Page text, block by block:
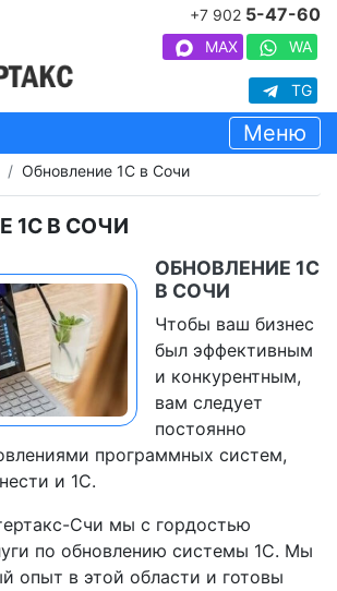
+7 902 5-47-60
MAX WA
TG
Меню
Обновление 1С в Сочи
1С В СОЧИ
ОБНОВЛЕНИЕ 1С
В СОЧИ
Чтобы ваш бизнес
был эффективным
и конкурентным,
вам следует
постоянно
программных систем,
и 1С.
Счи мы с гордостью
по обновлению системы 1C. Мы
опыт в этой области и готовы